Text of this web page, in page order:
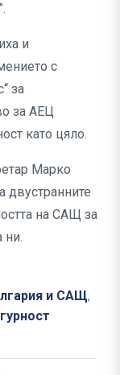
и
с
за
за АЕЦ
като цяло.
Марко
двустранните
на САЩ за
ни.
и САЩ,